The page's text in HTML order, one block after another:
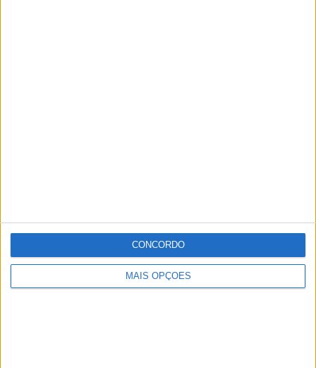
MAIS OPÇÕES
CONCORDO